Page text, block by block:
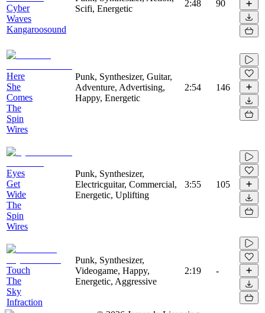
Cyber
Waves
Kangaroosound
Scifi, Energetic
2:48 90
Here
She
Comes
The
Spin
Wires
Punk, Synthesizer, Guitar,
Adventure, Advertising,
Happy, Energetic
2:54 146
Eyes
Get
Wide
The
Spin
Wires
Punk, Synthesizer,
Electricguitar, Commercial,
Energetic, Uplifting
3:55 105
Touch
The
Sky
Infraction
Punk, Synthesizer,
Videogame, Happy,
Energetic, Aggressive
2:19 -